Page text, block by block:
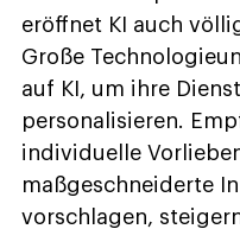
eröffnet KI auch
Große
auf KI, um ihre
personalisieren.
individuelle
maßgeschneiderte
vorschlagen,